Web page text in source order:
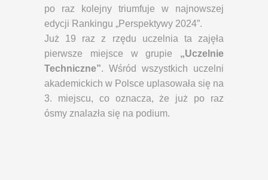
po raz kolejny triumfuje w najnowszej
edycji Rankingu „Perspektywy 2024”.
Już 19 raz z rzędu uczelnia ta zajęła
pierwsze miejsce w grupie „Uczelnie
Techniczne”. Wśród wszystkich uczelni
akademickich w Polsce uplasowała się na
3. miejscu, co oznacza, że już po raz
ósmy znalazła się na podium.